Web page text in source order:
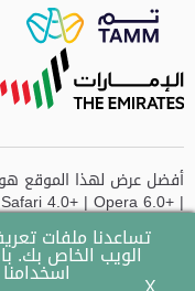
برعاية
برعاية
4.0+ | Opera 6.0+ |
Chrome
تم تحديث الموقع آخر
تساعدنا ملفات
الويب الخاص بك.